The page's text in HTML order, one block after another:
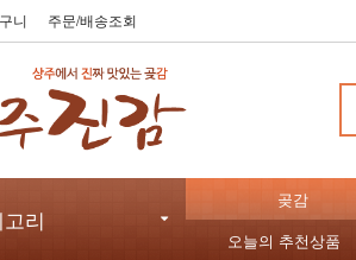
니 주문/배송조회
리
곶감
오늘의 추천상품